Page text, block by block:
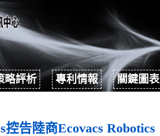
略評析 專利情報 關鍵圖表
告陸商Ecovacs Robotics